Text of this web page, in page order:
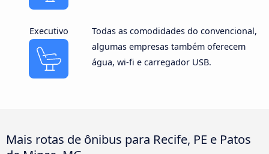
Executivo
Todas as comodidades do convencional,
algumas empresas também oferecem
água, wi-fi e carregador USB.
Mais rotas de ônibus para Recife, PE e Patos